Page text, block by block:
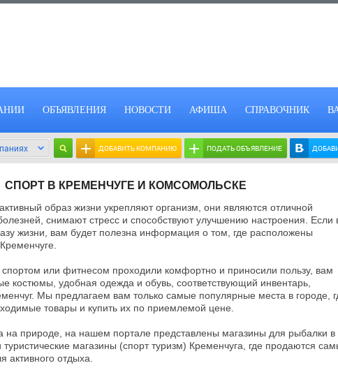
ОБЪЯВЛЕНИЯ НОВОСТИ АФИША СПРАВОЧНИК
+ ДОБАВИТЬ КОМПАНИЮ + ПОДАТЬ ОБЪЯВЛЕНИЕ
СПОРТ В КРЕМЕНЧУГЕ И КОМСОМОЛЬСКЕ
образ жизни укрепляют организм, они являются отличной
снимают стресс и способствуют улучшению настроения. Если
жизни, вам будет полезна информация о том, где расположены
спортом или фитнесом проходили комфортно и приносили пользу, вам
костюмы, удобная одежда и обувь, соответствующий инвентарь,
Мы предлагаем вам только самые популярные места в городе,
товары и купить их по приемлемой цене.
на природе, на нашем портале представлены магазины для рыбалки в
туристические магазины (спорт туризм) Кременчуга, где продаются
активного отдыха.